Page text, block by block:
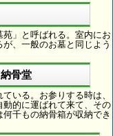
」と呼ばれる。室内にお
、一般のお墓と同じよう
骨堂
いる。お参りする時は、
的に運ばれて来て、その
千もの納骨箱が収納でき